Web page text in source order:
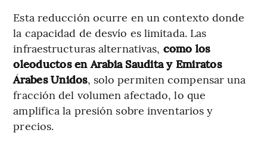
Esta reducción ocurre en un contexto donde
la capacidad de desvío es limitada. Las
infraestructuras alternativas, como los
oleoductos en Arabia Saudita y Emiratos
Árabes Unidos, solo permiten compensar una
fracción del volumen afectado, lo que
amplifica la presión sobre inventarios y
precios.